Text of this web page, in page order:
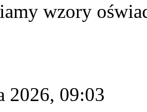
wzory
2026, 09:03